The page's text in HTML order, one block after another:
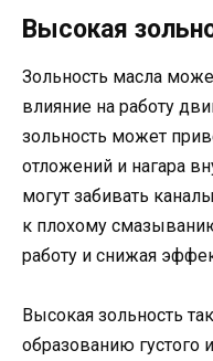
Высокая
Зольность масла
влияние на работу
зольность может
отложений и нагара
могут забивать
к плохому
работу и снижая
Высокая зольность
образованию густого